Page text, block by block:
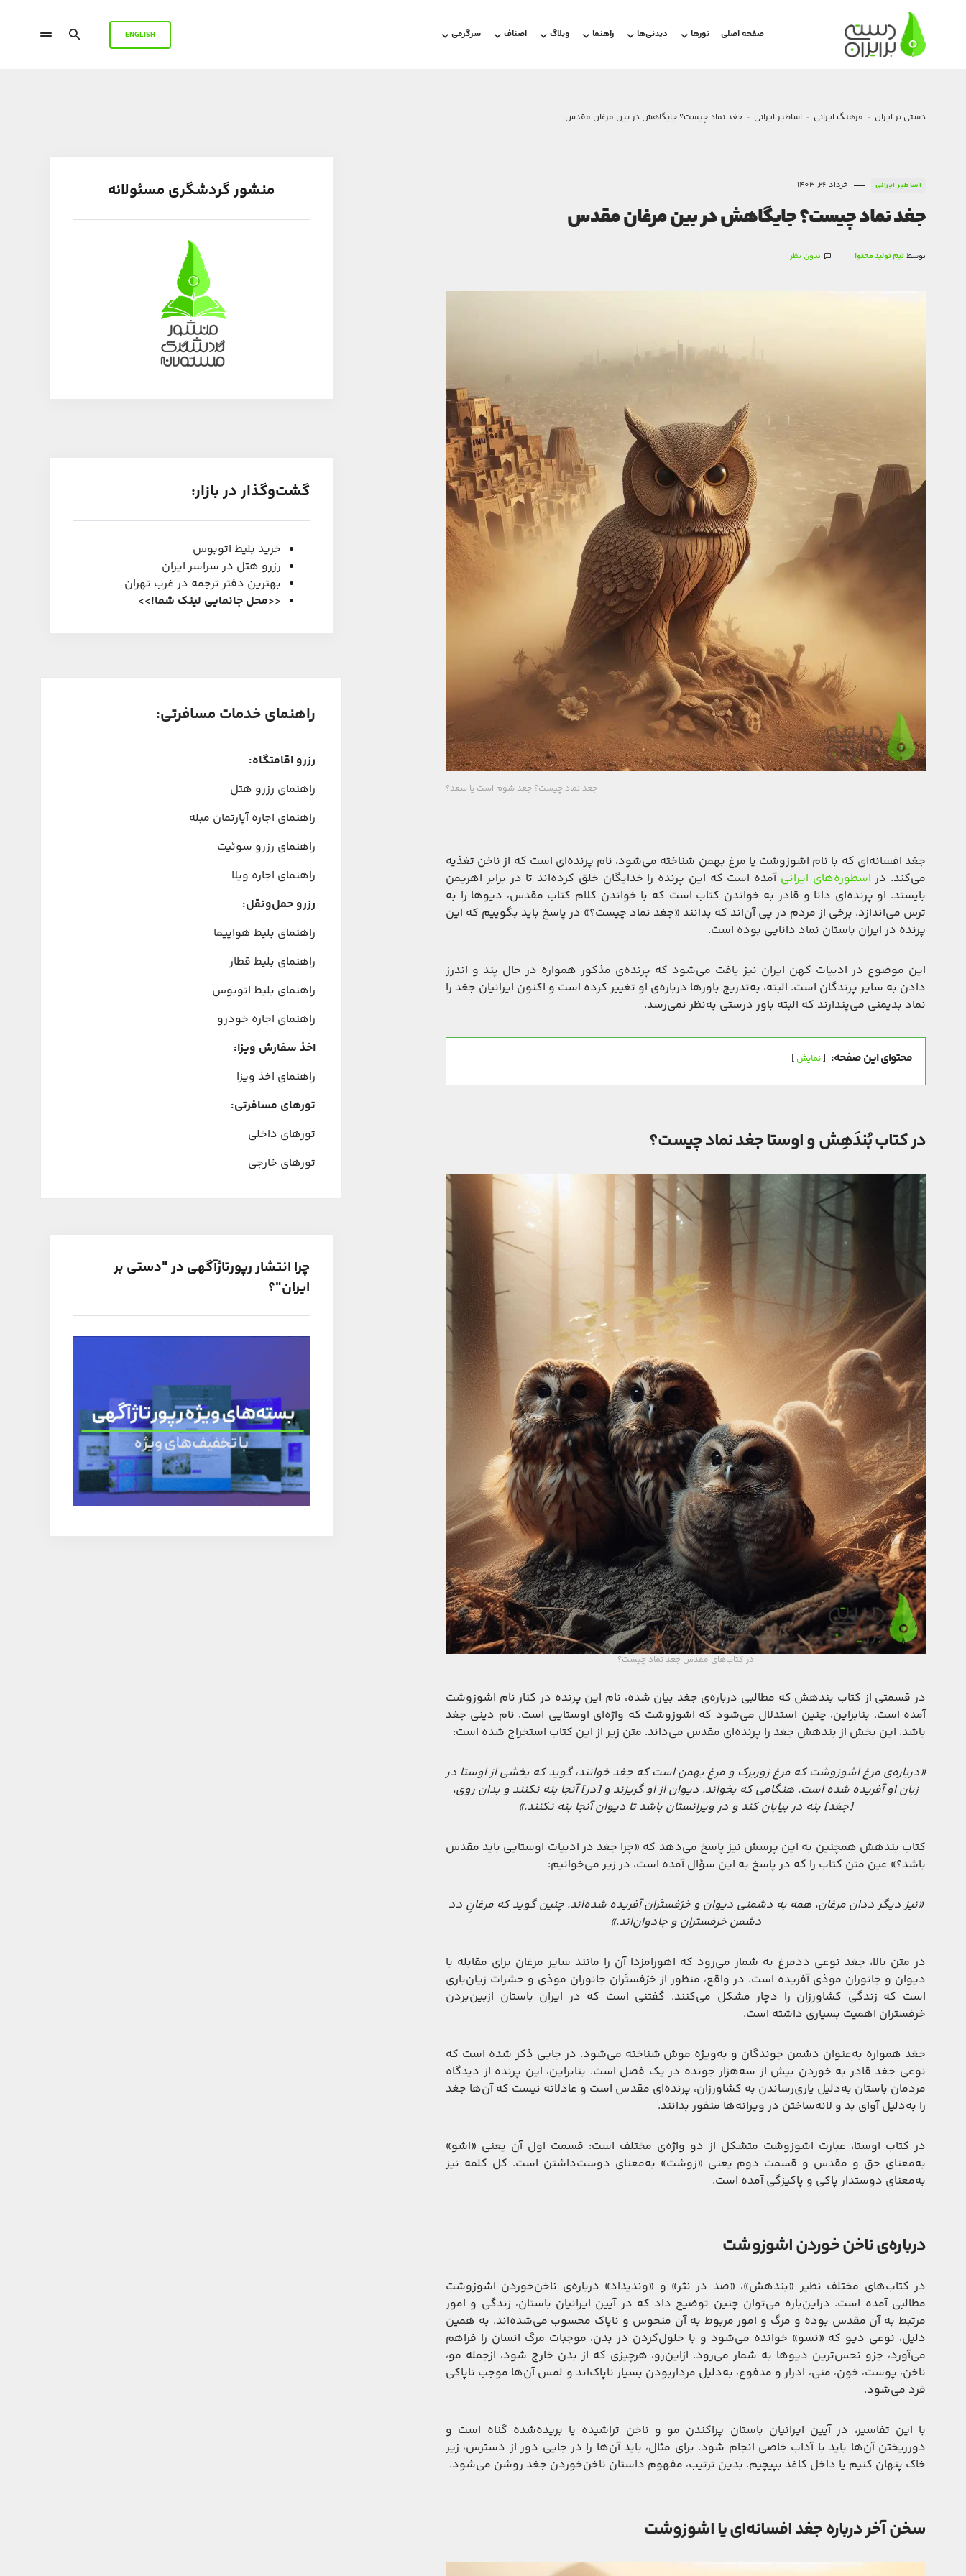
صفحه اصلی تورها دیدنی‌ها راهنما وبلاگ اصناف سرگرمی ENGLISH
دستی بر ایران فرهنگ ایرانی اساطیر ایرانی جغد نماد چیست؟ جایگاهش در بین مرغان مقدس
اساطیر ایرانی خرداد 26, 1403
جغد نماد چیست؟ جایگاهش در بین مرغان مقدس
توسطتیم تولید محتوا بدون نظر
جغد نماد چیست؟ جغد شوم است یا سعد؟
جغد افسانه‌ای که با نام اشوزوشت یا مرغ بهمن شناخته می‌شود، نام پرنده‌ای است که از ناخن تغذیه
می‌کند. در اسطوره‌های ایرانی آمده است که این پرنده را خدایگان خلق کرده‌اند تا در برابر اهریمن
بایستد. او پرنده‌ای دانا و قادر به خواندن کتاب است که با خواندن کلام کتاب مقدس، دیوها را به
ترس می‌اندازد. برخی از مردم در پی آن‌اند که بدانند «جغد نماد چیست؟» در پاسخ باید بگوییم که این
پرنده در ایران باستان نماد دانایی بوده است.
این موضوع در ادبیات کهن ایران نیز یافت می‌شود که پرنده‌ی مذکور همواره در حال پند و اندرز
دادن به سایر پرندگان است. البته، به‌تدریج باورها درباره‌ی او تغییر کرده است و اکنون ایرانیان جغد را
نماد بدیمنی می‌پندارند که البته باور درستی به‌نظر نمی‌رسد.
محتوای این صفحه: نمایش
در کتاب بُندَهِش و اوستا جغد نماد چیست؟
در کتاب‌های مقدس جغد نماد چیست؟
در قسمتی از کتاب بندهش که مطالبی درباره‌ی جغد بیان شده، نام این پرنده در کنار نام اشوزوشت
آمده است. بنابراین، چنین استدلال می‌شود که اشوزوشت که واژه‌ای اوستایی است، نام دینی جغد
باشد. این بخش از بندهش جغد را پرنده‌ای مقدس می‌داند. متن زیر از این کتاب استخراج شده است:
«درباره‌ی مرغ اشوزوشت که مرغ زوربرک و مرغ بهمن است که جغد خوانند، گوید که بخشی از اوستا در
زبان او آفریده شده است. هنگامی که بخواند، دیوان از او گریزند و [در] آنجا بنه نکنند و بدان روی،
[جغد] بنه در بیابان کند و در ویرانستان باشد تا دیوان آنجا بنه نکنند.»
کتاب بندهش همچنین به این پرسش نیز پاسخ می‌دهد که «چرا جغد در ادبیات اوستایی باید مقدس
باشد؟» عین متن کتاب را که در پاسخ به این سؤال آمده است، در زیر می‌خوانیم:
«نیز دیگر ددان مرغان، همه به دشمنی دیوان و خرَفستَران آفریده شده‌اند. چنین گوید که مرغانِ دد
دشمن خرفستران و جادوان‌اند.»
در متن بالا، جغد نوعی ددمرغ به شمار می‌رود که اهورامزدا آن را مانند سایر مرغان برای مقابله با
دیوان و جانوران موذی آفریده است. در واقع، منظور از خرَفستَران جانوران موذی و حشرات زیان‌باری
است که زندگی کشاورزان را دچار مشکل می‌کنند. گفتنی است که در ایران باستان ازبین‌بردن
خرفستران اهمیت بسیاری داشته است.
جغد همواره به‌عنوان دشمن جوندگان و به‌ویژه موش شناخته می‌شود. در جایی ذکر شده است که
نوعی جغد قادر به خوردن بیش از سه‌هزار جونده در یک فصل است. بنابراین، این پرنده از دیدگاه
مردمان باستان به‌دلیل یاری‌رساندن به کشاورزان، پرنده‌ای مقدس است و عادلانه نیست که آن‌ها جغد
را به‌دلیل آوای بد و لانه‌ساختن در ویرانه‌ها منفور بدانند.
در کتاب اوستا، عبارت اشوزوشت متشکل از دو واژه‌ی مختلف است: قسمت اول آن یعنی «اشو»
به‌معنای حق و مقدس و قسمت دوم یعنی «زوشت» به‌معنای دوست‌داشتن است. کل کلمه نیز
به‌معنای دوستدار پاکی و پاکیزگی آمده است.
درباره‌ی ناخن خوردن اشوزوشت
در کتاب‌های مختلف نظیر «بندهش»، «صد در نثر» و «وندیداد» درباره‌ی ناخن‌خوردن اشوزوشت
مطالبی آمده است. دراین‌باره می‌توان چنین توضیح داد که در آیین ایرانیان باستان، زندگی و امور
مرتبط به آن مقدس بوده و مرگ و امور مربوط به آن منحوس و ناپاک محسوب می‌شده‌اند. به همین
دلیل، نوعی دیو که «نسو» خوانده می‌شود و با حلول‌کردن در بدن، موجبات مرگ انسان را فراهم
می‌آورد، جزو نحس‌ترین دیوها به شمار می‌رود. ازاین‌رو، هرچیزی که از بدن خارج شود، ازجمله مو،
ناخن، پوست، خون، منی، ادرار و مدفوع، به‌دلیل مرداربودن بسیار ناپاک‌اند و لمس آن‌ها موجب ناپاکی
فرد می‌شود.
با این تفاسیر، در آیین ایرانیان باستان پراکندن مو و ناخن تراشیده یا بریده‌شده گناه است و
دور‌ریختن آن‌ها باید با آداب خاصی انجام شود. برای مثال، باید آن‌ها را در جایی دور از دسترس، زیر
خاک پنهان کنیم یا داخل کاغذ بپیچیم. بدین ترتیب، مفهوم داستان ناخن‌خوردن جغد روشن می‌شود.
سخن آخر درباره جغد افسانه‌ای یا اشوزوشت
منشور گردشگری مسئولانه
گشت‌و‌گذار در بازار:
خرید بلیط اتوبوس
رزرو هتل در سراسر ایران
بهترین دفتر ترجمه در غرب تهران
<<محل جانمایی لینک شما!
>>
راهنمای خدمات مسافرتی:
رزرو اقامتگاه:
راهنمای رزرو هتل
راهنمای اجاره آپارتمان مبله
راهنمای رزرو سوئیت
راهنمای اجاره ویلا
رزرو حمل‌ونقل:
راهنمای بلیط هواپیما
راهنمای بلیط قطار
راهنمای بلیط اتوبوس
راهنمای اجاره خودرو
اخذ سفارش ویزا:
راهنمای اخذ ویزا
تورهای مسافرتی:
تورهای داخلی
تورهای خارجی
چرا انتشار رپورتاژآگهی در "دستی بر
ایران"؟